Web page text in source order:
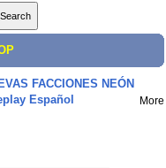
FACCIONES NEÓN
Español
More